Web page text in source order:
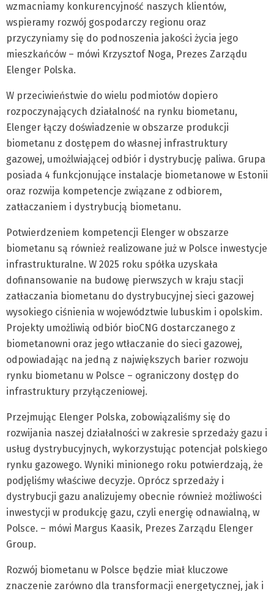
wzmacniamy konkurencyjność naszych klientów,
wspieramy rozwój gospodarczy regionu oraz
przyczyniamy się do podnoszenia jakości życia jego
mieszkańców – mówi Krzysztof Noga, Prezes Zarządu
Elenger Polska.
W przeciwieństwie do wielu podmiotów dopiero
rozpoczynających działalność na rynku biometanu,
Elenger łączy doświadzenie w obszarze produkcji
biometanu z dostępem do własnej infrastruktury
gazowej, umożlwiającej odbiór i dystrybucję paliwa. Grupa
posiada 4 funkcjonujące instalacje biometanowe w Estonii
oraz rozwija kompetencje związane z odbiorem,
zatłaczaniem i dystrybucją biometanu.
Potwierdzeniem kompetencji Elenger w obszarze
biometanu są również realizowane już w Polsce inwestycje
infrastrukturalne. W 2025 roku spółka uzyskała
dofinansowanie na budowę pierwszych w kraju stacji
zatłaczania biometanu do dystrybucyjnej sieci gazowej
wysokiego ciśnienia w województwie lubuskim i opolskim.
Projekty umożliwią odbiór bioCNG dostarczanego z
biometanowni oraz jego wtłaczanie do sieci gazowej,
odpowiadając na jedną z największych barier rozwoju
rynku biometanu w Polsce – ograniczony dostęp do
infrastruktury przyłączeniowej.
Przejmując Elenger Polska, zobowiązaliśmy się do
rozwijania naszej działalności w zakresie sprzedaży gazu i
usług dystrybucyjnych, wykorzystując potencjał polskiego
rynku gazowego. Wyniki minionego roku potwierdzają, że
podjęliśmy właściwe decyzje. Oprócz sprzedaży i
dystrybucji gazu analizujemy obecnie również możliwości
inwestycji w produkcję gazu, czyli energię odnawialną, w
Polsce. – mówi Margus Kaasik, Prezes Zarządu Elenger
Group.
Rozwój biometanu w Polsce będzie miał kluczowe
znaczenie zarówno dla transformacji energetycznej, jak i